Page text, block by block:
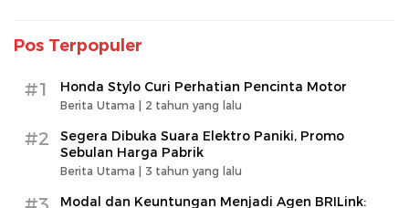
Pos Terpopuler
#1 Honda Stylo Curi Perhatian Pencinta Motor
Berita Utama | 2 tahun yang lalu
#2
Segera Dibuka Suara Elektro Paniki, Promo
Sebulan Harga Pabrik
Berita Utama | 3 tahun yang lalu
Modal dan Keuntungan Menjadi Agen BRILink: